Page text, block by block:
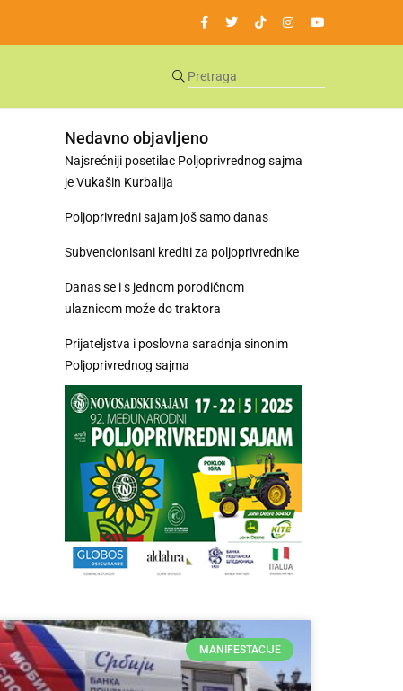
Nedavno objavljeno
Najsrećniji posetilac Poljoprivrednog sajma
je Vukašin Kurbalija
Poljoprivredni sajam još samo danas
Subvencionisani krediti za poljoprivrednike
Danas se i s jednom porodičnom
ulaznicom može do traktora
Prijateljstva i poslovna saradnja sinonim
Poljoprivrednog sajma
MANIFESTACIJE